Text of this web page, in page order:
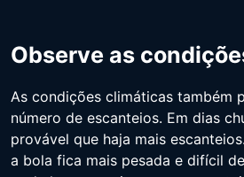
Observe as
As condições climáticas também
número de escanteios. Em dias
provável que haja mais
a bola fica mais pesada e difícil